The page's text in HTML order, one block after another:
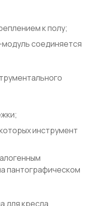
к полу;
соединяется
инструмент
пантографическом
для кресла